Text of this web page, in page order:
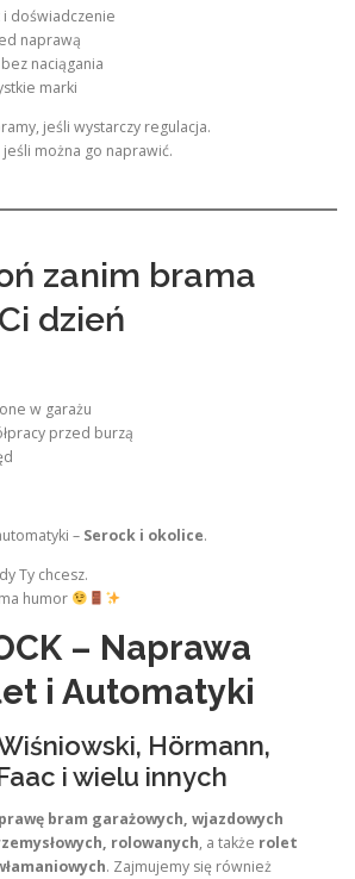
doświadczenie
naprawą
naciągania
marki
jeśli wystarczy regulacja.
można go naprawić.
zanim brama
dzień
w garażu
przed burzą
– Serock i okolice.
Ty chcesz.
humor
– Naprawa
i Automatyki
Hörmann,
i wielu innych
bram garażowych, wjazdowych
rolowanych, a także rolet
. Zajmujemy się również